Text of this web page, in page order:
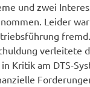
und zwei
Leider
verleitete
Kritik am DTS-